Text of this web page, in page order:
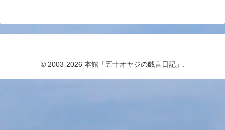
© 2003-2026 本館「五十オヤジの戯言日記」.